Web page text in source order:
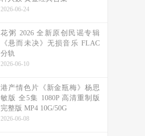
2026-06-24
花粥 2026 全新原创民谣专辑
《悬而未决》无损音乐 FLAC
分轨
2026-06-10
港产情色片《新金瓶梅》杨思
敏版 全5集 1080P 高清重制版
完整版 MP4 10G/50G
2026-06-08